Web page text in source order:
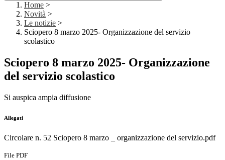
Home >
Novità >
Le notizie >
Sciopero 8 marzo 2025- Organizzazione del servizio
scolastico
Sciopero 8 marzo 2025- Organizzazione
del servizio scolastico
Si auspica ampia diffusione
Allegati
Circolare n. 52 Sciopero 8 marzo _ organizzazione del servizio.pdf
File PDF